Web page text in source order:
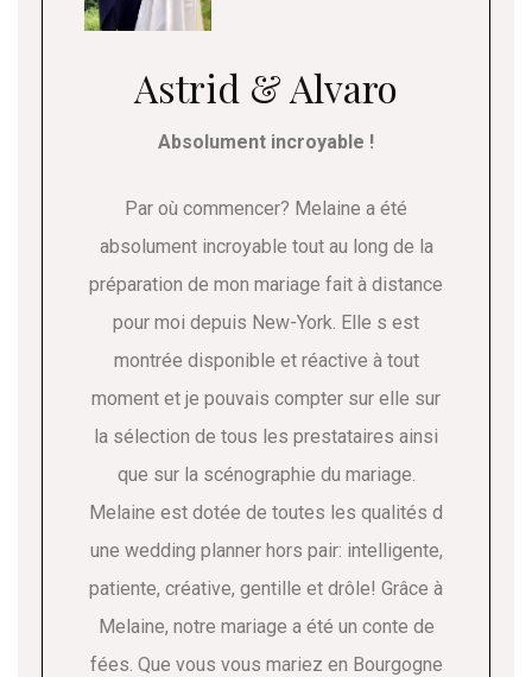
Astrid & Alvaro
Absolument incroyable !
Par où commencer? Melaine a été
absolument incroyable tout au long de la
préparation de mon mariage fait à distance
pour moi depuis New-York. Elle s est
montrée disponible et réactive à tout
moment et je pouvais compter sur elle sur
la sélection de tous les prestataires ainsi
que sur la scénographie du mariage.
Melaine est dotée de toutes les qualités d
une wedding planner hors pair: intelligente,
patiente, créative, gentille et drôle! Grâce à
Melaine, notre mariage a été un conte de
fées. Que vous vous mariez en Bourgogne